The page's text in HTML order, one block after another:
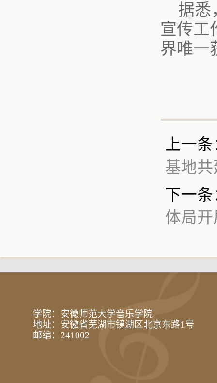
据悉
宣传工
界唯一
上一
基地
下一条
体局
学院：安徽师范大学音乐学院
地址：安徽省芜湖市镜湖区北京东路1号
邮编：241002